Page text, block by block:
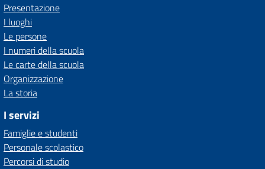
Presentazione
I luoghi
Le persone
I numeri della scuola
Le carte della scuola
Organizzazione
La storia
I servizi
Famiglie e studenti
Personale scolastico
Percorsi di studio